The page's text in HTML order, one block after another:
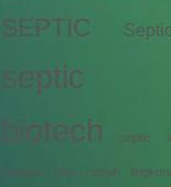
SEPTIC
septic
biotech
septic
modern dan ramah